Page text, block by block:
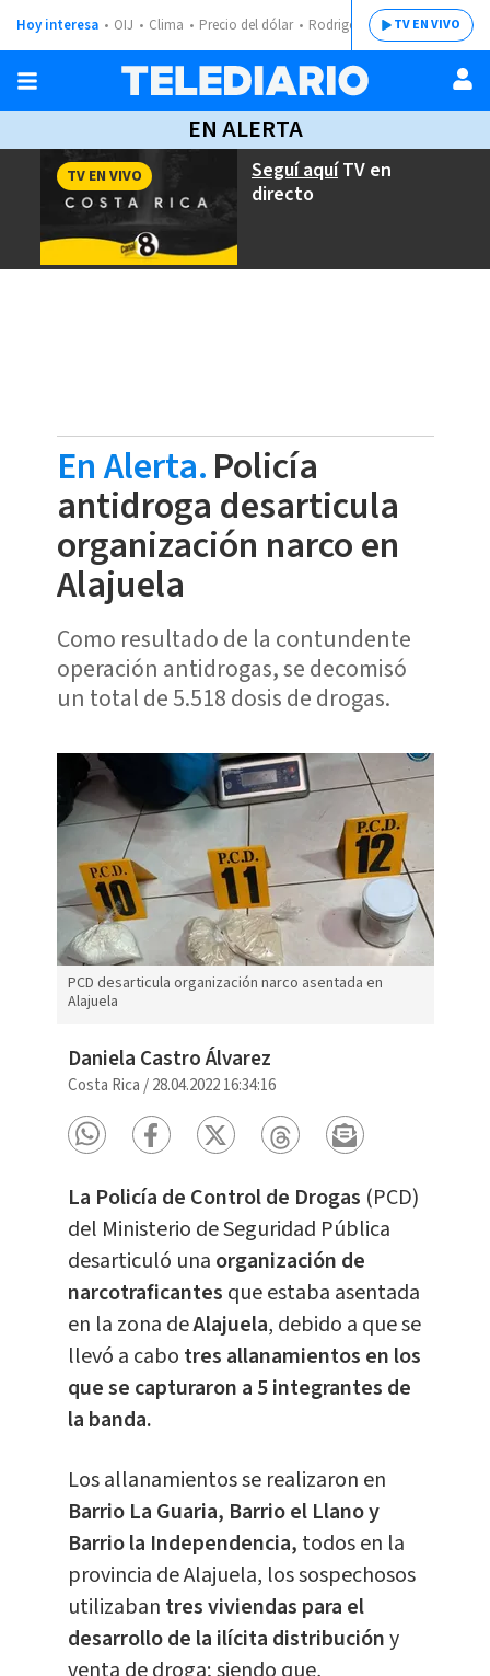
Hoy interesa OIJ Clima Precio del dólar Rodrigo ChavesTV EN VIVO
EN ALERTA
Seguí aquíTV en
directo
TV EN VIVO
En Alerta.Policía
antidroga desarticula
organización narco en
Alajuela
Como resultado de la contundente
operación antidrogas, se decomisó
un total de 5.518 dosis de drogas.
PCD desarticula organización narco asentada en
Alajuela
Daniela Castro Álvarez
Costa Rica /28.04.2022 16:34:16
La Policía de Control de Drogas (PCD)
del Ministerio de Seguridad Pública
desarticuló una organización de
narcotraficantes que estaba asentada
en la zona deAlajuela, debido a que se
llevó a cabo tres allanamientos en los
que se capturaron a 5 integrantes de
la banda.
Los allanamientos se realizaron en
Barrio La Guaria, Barrio el Llano y
Barrio la Independencia, todos en la
provincia de Alajuela, los sospechosos
utilizaban tres viviendas para el
desarrollo de la ilícita distribucióny